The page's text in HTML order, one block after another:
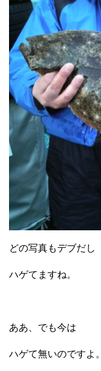
どの写真もデブだし
ハゲてますね。
ああ、でも今は
ハゲて無いのですよ。